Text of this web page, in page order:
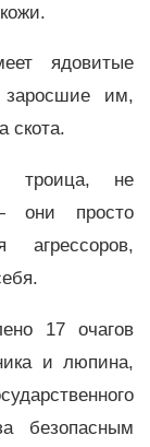
кожи.
ядовитые
заросшие им,
скота.
троица, не
они просто
агрессоров,
17 очагов
и люпина,
безопасным